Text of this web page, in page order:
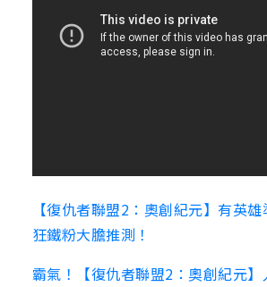
【復仇者聯盟2：奧創紀元】有英
狂鐵粉大膽推測！
霸氣！【復仇者聯盟2：奧創紀元